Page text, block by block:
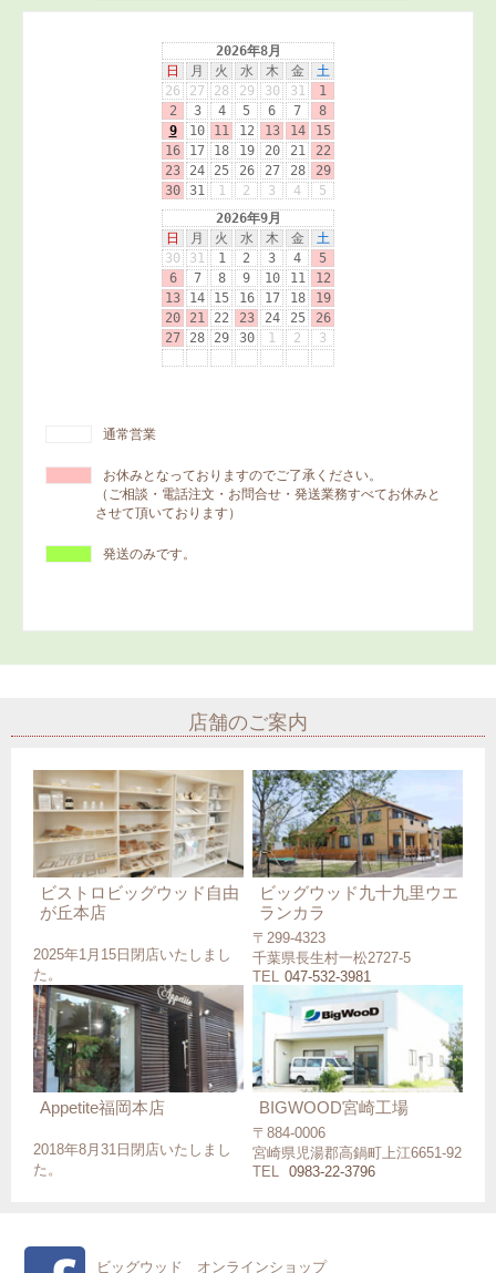
通常営業
お休みとなっておりますのでご了承ください。
（ご相談・電話注文・お問合せ・発送業務すべてお休みと
させて頂いております）
発送のみです。
店舗のご案内
ビストロビッグウッド自由
が丘本店
2025年1月15日閉店いたしまし
た。
ビッグウッド九十九里ウエ
ランカラ
〒299-4323
千葉県長生村一松2727-5
TEL
047-532-3981
Appetite福岡本店
2018年8月31日閉店いたしまし
た。
BIGWOOD宮崎工場
〒884-0006
宮崎県児湯郡高鍋町上江6651-92
TEL 0983-22-3796
ビッグウッド オンラインショップ